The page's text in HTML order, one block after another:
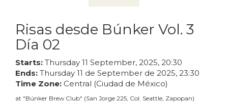
Risas desde Búnker Vol. 3
Día 02
Starts: Thursday 11 September, 2025, 20:30
Ends: Thursday 11 de September de 2025, 23:30
Time Zone: Central (Ciudad de México)
at "Búnker Brew Club" (San Jorge 225, Col. Seattle, Zapopan)